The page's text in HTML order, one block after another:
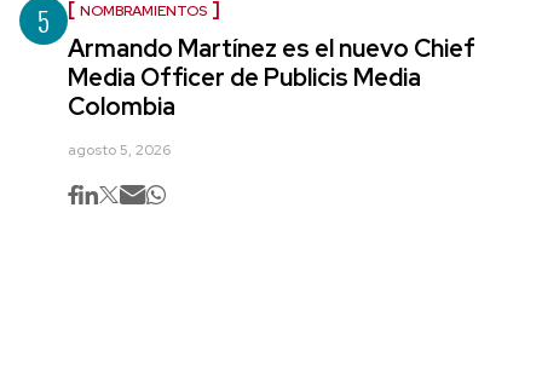
5 NOMBRAMIENTOS
Armando Martínez es el nuevo Chief
Media Officer de Publicis Media
Colombia
agosto 5, 2026